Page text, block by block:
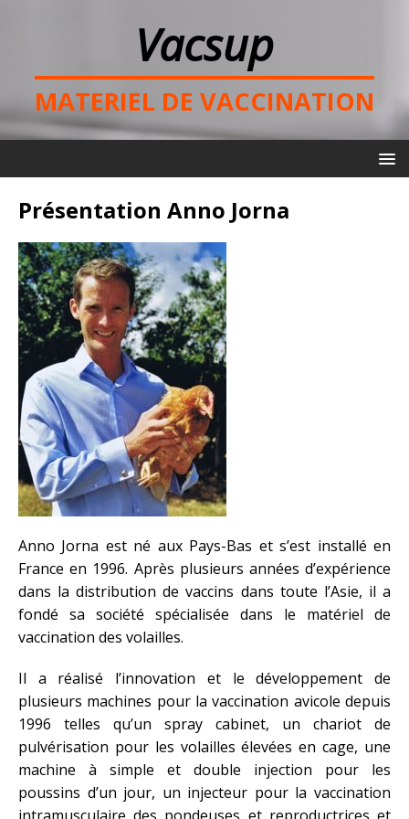
Vacsup
MATERIEL DE VACCINATION
Présentation Anno Jorna
Anno Jorna est né aux Pays-Bas et s’est installé en
France en 1996. Après plusieurs années d’expérience
dans la distribution de vaccins dans toute l’Asie, il a
fondé sa société spécialisée dans le matériel de
vaccination des volailles.
Il a réalisé l’innovation et le développement de
plusieurs machines pour la vaccination avicole depuis
1996 telles qu’un spray cabinet, un chariot de
pulvérisation pour les volailles élevées en cage, une
machine à simple et double injection pour les
poussins d’un jour, un injecteur pour la vaccination
intramusculaire des pondeuses et reproductrices et